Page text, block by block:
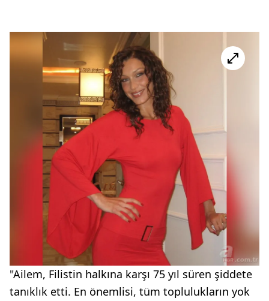
"Ailem, Filistin halkına karşı 75 yıl süren şiddete
tanıklık etti. En önemlisi, tüm toplulukların yok